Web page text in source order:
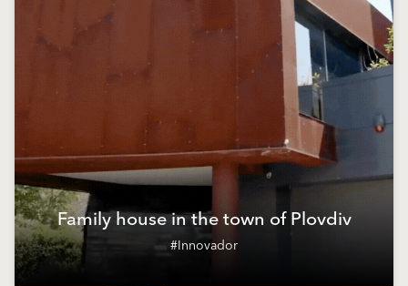
Family house in the town of Plovdiv